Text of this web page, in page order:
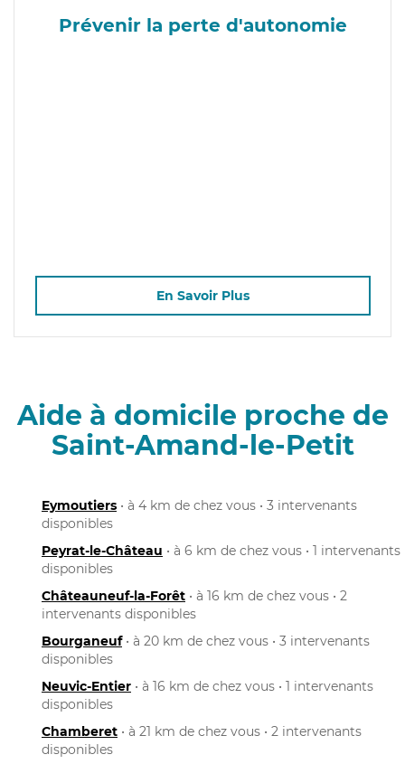
Prévenir la perte d'autonomie
En Savoir Plus
Aide à domicile proche de
Saint-Amand-le-Petit
Eymoutiers • à 4 km de chez vous • 3 intervenants
disponibles
Peyrat-le-Château • à 6 km de chez vous • 1 intervenants
disponibles
Châteauneuf-la-Forêt • à 16 km de chez vous • 2
intervenants disponibles
Bourganeuf• à 20 km de chez vous • 3 intervenants
disponibles
Neuvic-Entier • à 16 km de chez vous • 1 intervenants
disponibles
Chamberet • à 21 km de chez vous • 2 intervenants
disponibles